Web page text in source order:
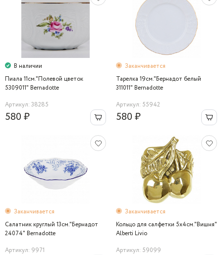
В наличии
Пиала 11см."Полевой цветок
5309011" Bernadotte
Артикул: 38285
580 ₽
Заканчивается
Тарелка 19см."Бернадот белый
311011" Bernadotte
Артикул: 55942
580 ₽
Заканчивается
Салатник круглый 13см."Бернадот
24074" Bernadotte
Артикул: 9971
Заканчивается
Кольцо для салфетки 5х4см."Вишня"
Alberti Livio
Артикул: 59099